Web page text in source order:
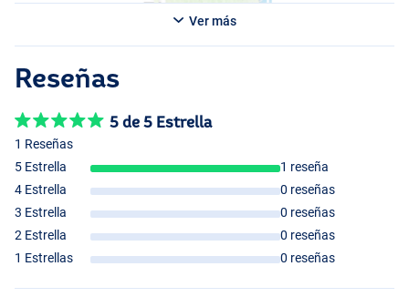
Blue White
Ver más
Reseñas
5 de 5 Estrella
1 Reseñas
5 Estrella
1 reseña
4 Estrella
0 reseñas
3 Estrella
0 reseñas
2 Estrella
0 reseñas
1 Estrellas
0 reseñas